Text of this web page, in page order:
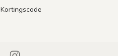
Kortingscode